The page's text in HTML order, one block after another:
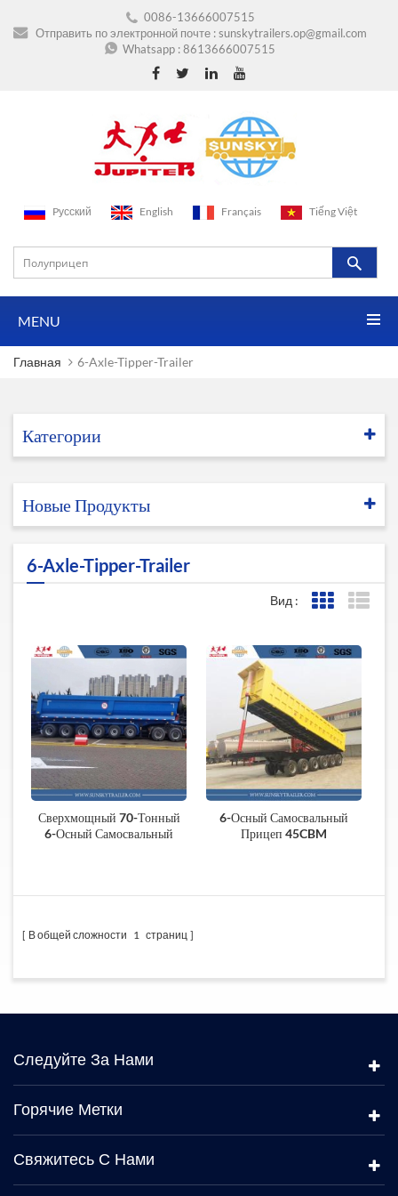
0086-13666007515
Отправить по электронной почте :sunskytrailers.op@gmail.com
Whatsapp :8613666007515
Pусский English Français Tiếng Việt
MENU
Главная 6-Axle-Tipper-Trailer
Категории
Новые Продукты
6-Axle-Tipper-Trailer
Вид :
Сверхмощный 70-Тонный
6-Осный Самосвальный
6-Осный Самосвальный
Прицеп 45CBM
В общей сложности 1 страниц
Следуйте За Нами
Горячие Метки
Свяжитесь С Нами